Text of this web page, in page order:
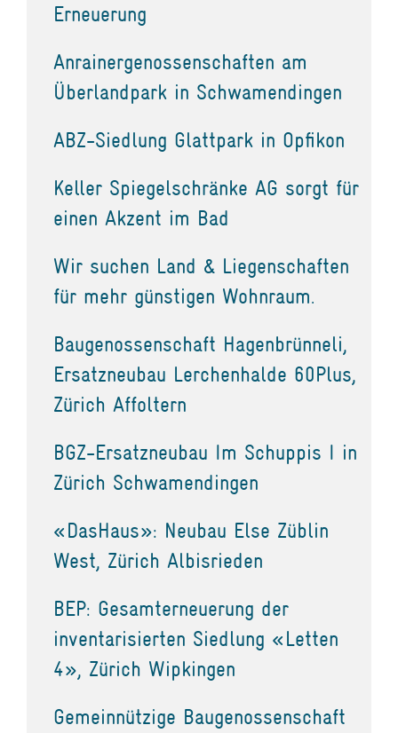
Erneuerung
Anrainergenossenschaften am
Überlandpark in Schwamendingen
ABZ-Siedlung Glattpark in Opfikon
Keller Spiegelschränke AG sorgt für
einen Akzent im Bad
Wir suchen Land & Liegenschaften
für mehr günstigen Wohnraum.
Baugenossenschaft Hagenbrünneli,
Ersatzneubau Lerchenhalde 60Plus,
Zürich Affoltern
BGZ-Ersatzneubau Im Schuppis I in
Zürich Schwamendingen
«DasHaus»: Neubau Else Züblin
West, Zürich Albisrieden
BEP: Gesamterneuerung der
inventarisierten Siedlung «Letten
4», Zürich Wipkingen
Gemeinnützige Baugenossenschaft